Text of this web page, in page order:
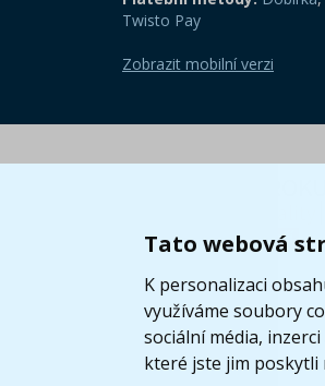
Tato webová
K personalizaci
využíváme soubory
sociální média,
které jste jim poskytli
Twisto Pay
Zobrazit mobilní verzi